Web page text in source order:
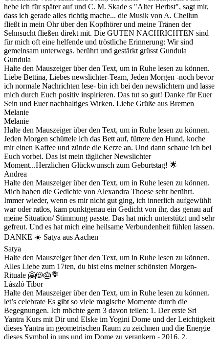
hebe ich für später auf und C. M. Skade s "Alter Herbst", sagt mir,
dass ich gerade alles richtig mache... die Musik von A. Chellun
fließt in mein Ohr über den Kopfhörer und meine Tränen der
Sehnsucht fließen direkt mit. Die GUTEN NACHRICHTEN sind
für mich oft eine helfende und tröstliche Erinnerung: Wir sind
gemeinsam unterwegs. berührt und gestärkt grüsst Gundula
Gundula
Halte den Mauszeiger über den Text, um in Ruhe lesen zu können.
Liebe Bettina, Liebes newslichter-Team, Jeden Morgen -noch bevor
ich normale Nachrichten lese- bin ich bei den newslichtern und lasse
mich durch Euch positiv inspirieren. Das tut so gut! Danke für Euer
Sein und Euer nachhaltiges Wirken. Liebe Grüße aus Bremen
Melanie
Melanie
Halte den Mauszeiger über den Text, um in Ruhe lesen zu können.
Jeden Morgen schüttele ich das Bett auf, füttere den Hund, koche
mir einen Kaffee und zünde die Kerze an. Und dann schaue ich bei
Euch vorbei. Das ist mein täglicher Newslichter
Moment...Herzlichen Glückwunsch zum Geburtstag! 🌟
Andrea
Halte den Mauszeiger über den Text, um in Ruhe lesen zu können.
Mich haben die Gedichte von Alexandra Thoese sehr berührt.
Immer wieder, wenn es mir nicht gut ging, ich innerlich aufgewühlt
war oder ratlos, kam punktgenau ein Gedicht von ihr, das genau auf
meine Situation/ Stimmung passte. Das hat mich unterstützt und sehr
gefreut. Und es hat mich eine heilsame Verbundenheit fühlen lassen.
DANKE ☀️ Satya aus Aachen
Satya
Halte den Mauszeiger über den Text, um in Ruhe lesen zu können.
Alles Liebe zum 17ten, du bist eins meiner schönsten Morgen-
Rituale 🤗😻🎂💐
László Tibor
Halte den Mauszeiger über den Text, um in Ruhe lesen zu können.
let’s celebrate Es gibt so viele magische Momente durch die
Begegnungen. Ich möchte gern 3 davon teilen: 1. Der erste Sri
Yantra Kurs mit Dir und Elske im Yogini Dome und der Leichtigkeit
dieses Yantra im geometrischen Raum zu zeichnen und die Energie
dieses Symbol in uns und im Dome zu verankern - 2016. 2.